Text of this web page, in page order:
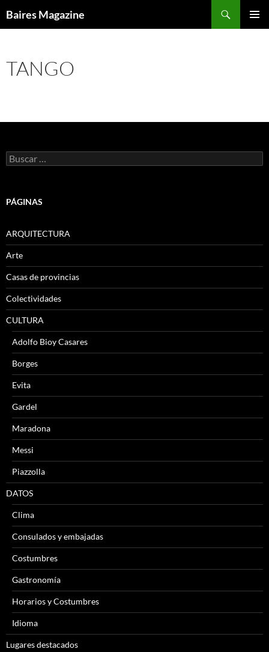
Baires Magazine
TANGO
Buscar:
PÁGINAS
ARQUITECTURA
Arte
Casas de provincias
Colectividades
CULTURA
Adolfo Bioy Casares
Borges
Evita
Gardel
Maradona
Messi
Piazzolla
DATOS
Clima
Consulados y embajadas
Costumbres
Gastronomía
Horarios y Costumbres
Idioma
Lugares destacados